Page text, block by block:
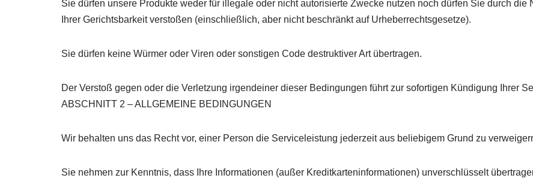
Sie dürfen unsere Produkte weder für illegale oder nicht autorisierte Zwecke nutzen noch dürfen Sie durch
Ihrer Gerichtsbarkeit verstoßen (einschließlich, aber nicht beschränkt auf Urheberrechtsgesetze).
Sie dürfen keine Würmer oder Viren oder sonstigen Code destruktiver Art übertragen.
Der Verstoß gegen oder die Verletzung irgendeiner dieser Bedingungen führt zur sofortigen Kündigung Ihrer
ABSCHNITT 2 – ALLGEMEINE BEDINGUNGEN
Wir behalten uns das Recht vor, einer Person die Serviceleistung jederzeit aus beliebigem Grund zu
Sie nehmen zur Kenntnis, dass Ihre Informationen (außer Kreditkarteninformationen) unverschlüsselt